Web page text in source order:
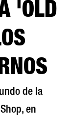
'OLD
de la
en